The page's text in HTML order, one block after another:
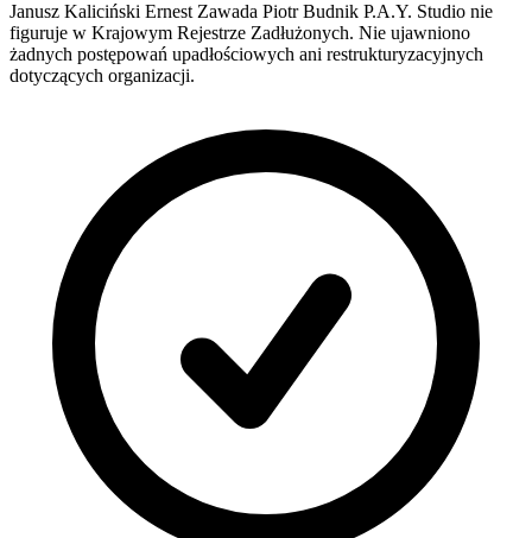
Janusz Kaliciński Ernest Zawada Piotr Budnik P.A.Y. Studio nie
figuruje w Krajowym Rejestrze Zadłużonych. Nie ujawniono
żadnych postępowań upadłościowych ani restrukturyzacyjnych
dotyczących organizacji.